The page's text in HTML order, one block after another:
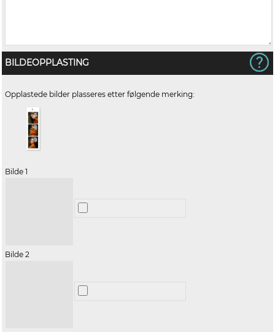
BILDEOPPLASTING
Opplastede bilder plasseres etter følgende merking:
Bilde 1
Bilde 2